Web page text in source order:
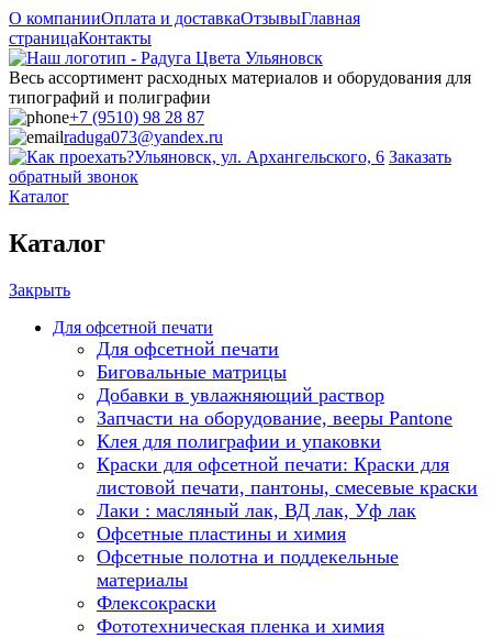
О компанииОплата и доставкаОтзывыГлавная
страницаКонтакты
Весь ассортимент расходных материалов и оборудования для
типографий и полиграфии
+7 (9510) 98 28 87
raduga073@yandex.ru
Ульяновск, ул. Архангельского, 6 Заказать
обратный звонок
Каталог
Каталог
Закрыть
Для офсетной печати
Для офсетной печати
Биговальные матрицы
Добавки в увлажняющий раствор
Запчасти на оборудование, вееры Pantone
Клея для полиграфии и упаковки
Краски для офсетной печати: Краски для
листовой печати, пантоны, смесевые краски
Лаки : масляный лак, ВД лак, Уф лак
Офсетные пластины и химия
Офсетные полотна и поддекельные
материалы
Флексокраски
Фототехническая пленка и химия